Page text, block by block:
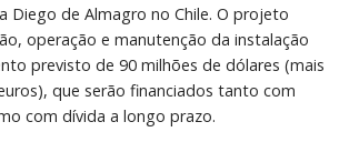
Diego de Almagro no Chile. O projeto
operação e manutenção da instalação
previsto de 90 milhões de dólares (mais
que serão financiados tanto com
com dívida a longo prazo.